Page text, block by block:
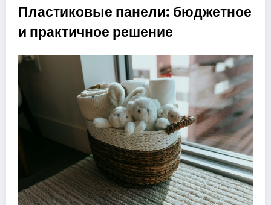
Пластиковые панели: бюджетное
и практичное решение